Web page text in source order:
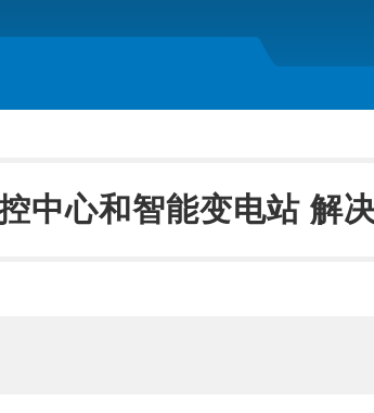
中心和智能变电站 解